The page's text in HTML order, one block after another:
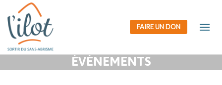
ÉVÉNEMENTS
FAIRE UN DON